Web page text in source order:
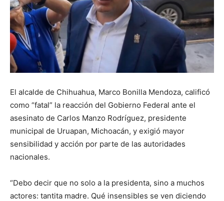
El alcalde de Chihuahua, Marco Bonilla Mendoza, calificó
como “fatal” la reacción del Gobierno Federal ante el
asesinato de Carlos Manzo Rodríguez, presidente
municipal de Uruapan, Michoacán, y exigió mayor
sensibilidad y acción por parte de las autoridades
nacionales.
“Debo decir que no solo a la presidenta, sino a muchos
actores: tantita madre. Qué insensibles se ven diciendo